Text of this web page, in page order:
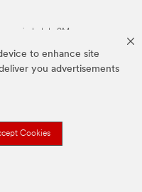
to enhance site
you advertisements
Cookies
propiedad de 3M